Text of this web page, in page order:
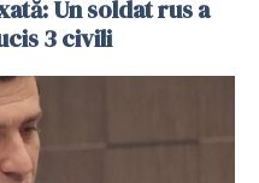
Un soldat rus a
3 civili